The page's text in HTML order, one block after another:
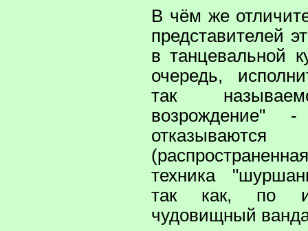
В чём же
представителей
в танцевальной
очередь,
так
возрождение"
техника
так как, по
чудовищный